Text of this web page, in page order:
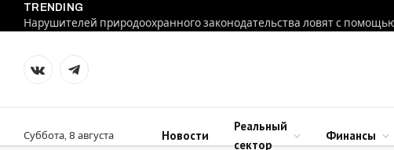
TRENDING
VKontakteTelegram
Суббота, 8 августа Новости
Реальный
сектор
Финансы